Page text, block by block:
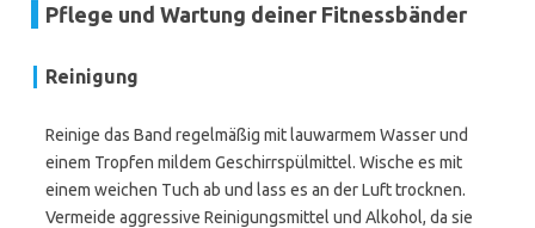
Pflege und Wartung deiner Fitnessbänder
Reinigung
Reinige das Band regelmäßig mit lauwarmem Wasser und
einem Tropfen mildem Geschirrspülmittel. Wische es mit
einem weichen Tuch ab und lass es an der Luft trocknen.
Vermeide aggressive Reinigungsmittel und Alkohol, da sie